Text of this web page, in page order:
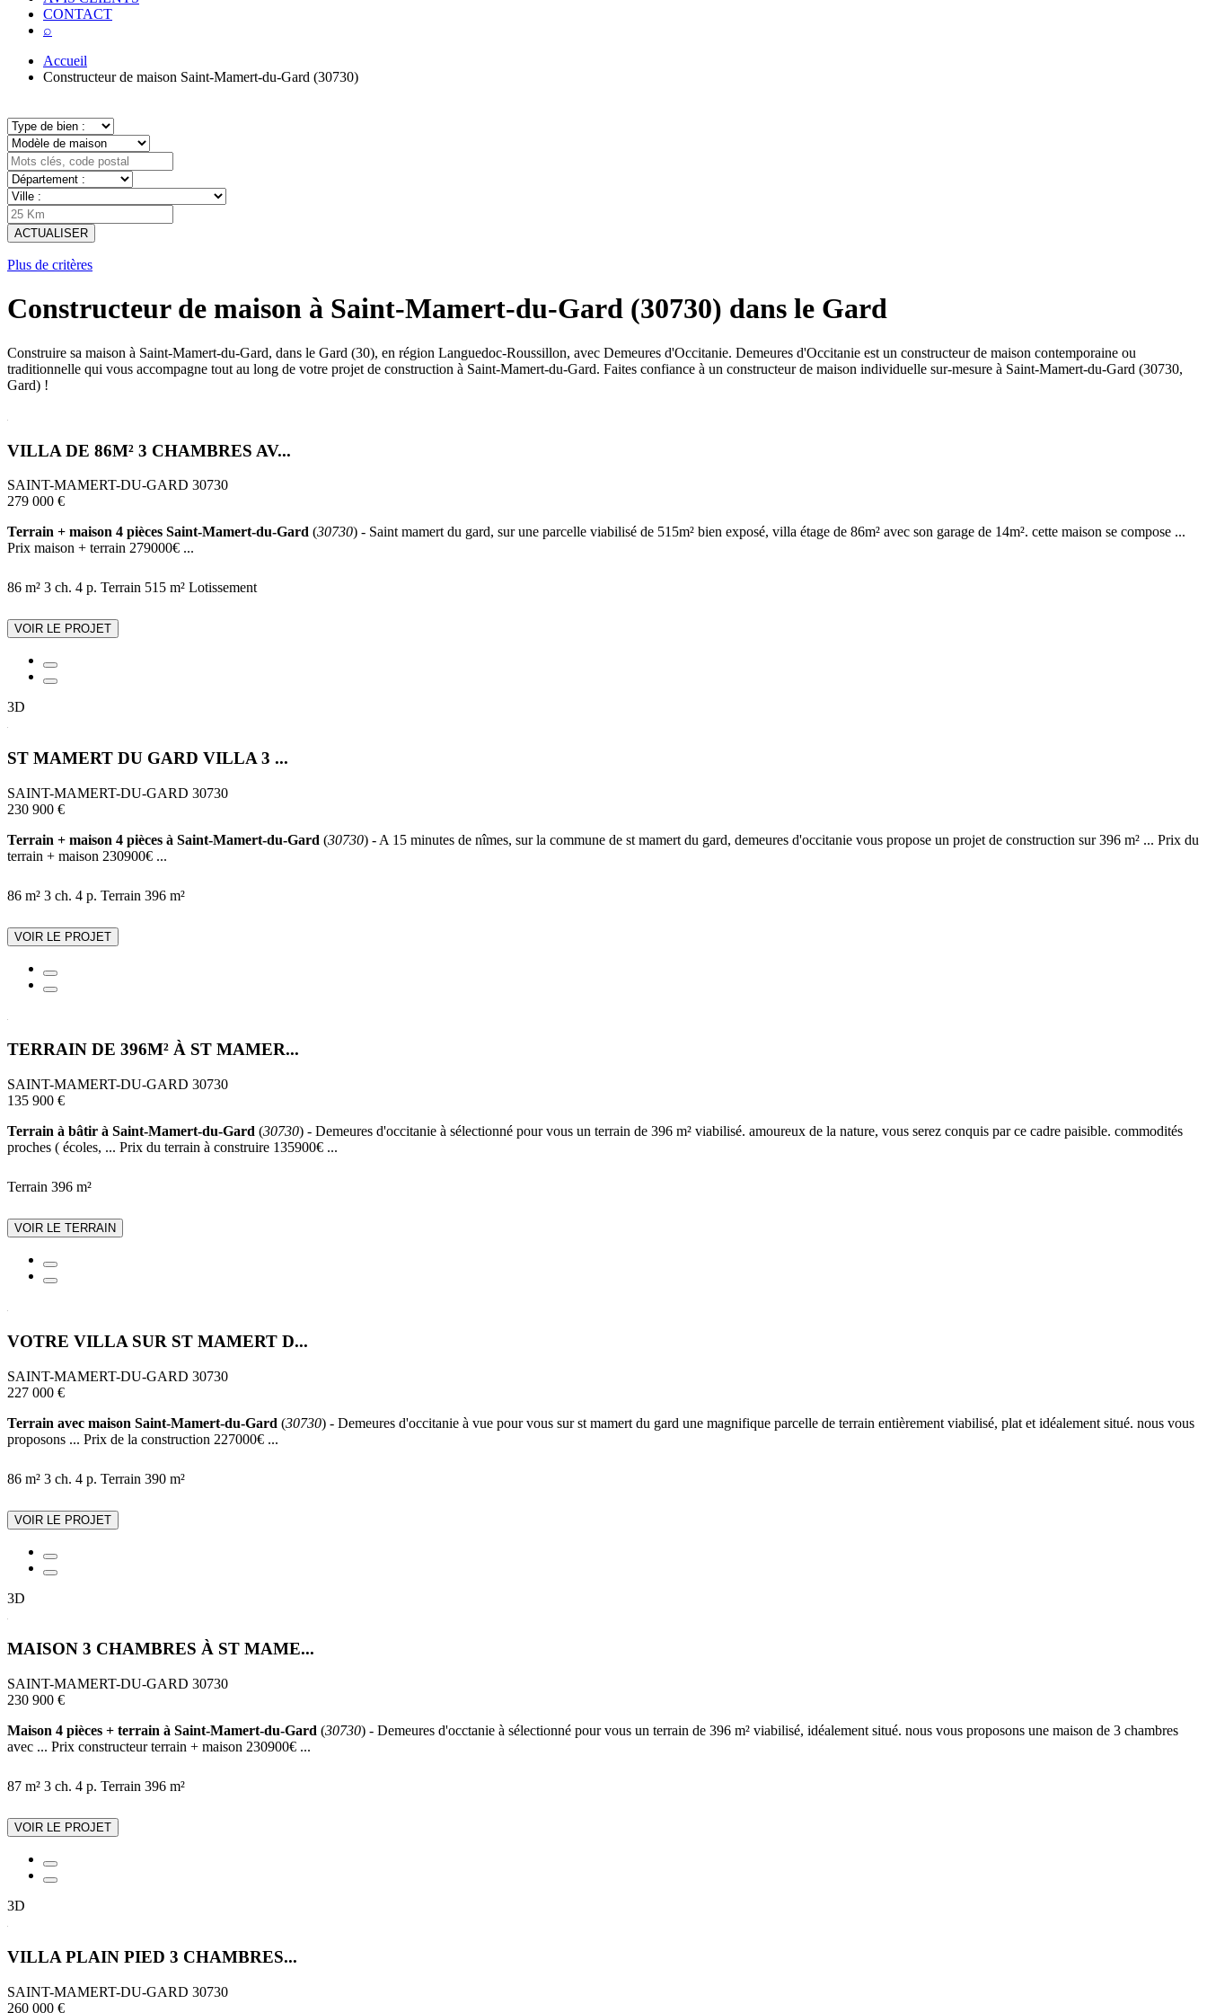
CONTACT
⌕
Accueil
Constructeur de maison Saint-Mamert-du-Gard (30730)
ACTUALISER
Plus de critères
Constructeur de maison à Saint-Mamert-du-Gard (30730) dans le Gard
Construire sa maison à Saint-Mamert-du-Gard, dans le Gard (30), en région Languedoc-Roussillon, avec Demeures d'Occitanie. Demeures d'Occitanie est un constructeur de maison contemporaine ou
traditionnelle qui vous accompagne tout au long de votre projet de construction à Saint-Mamert-du-Gard. Faites confiance à un constructeur de maison individuelle sur-mesure à Saint-Mamert-du-Gard (30730,
Gard) !
VILLA DE 86M² 3 CHAMBRES AV...
SAINT-MAMERT-DU-GARD 30730
279 000 €
Terrain + maison 4 pièces Saint-Mamert-du-Gard (30730) - Saint mamert du gard, sur une parcelle viabilisé de 515m² bien exposé, villa étage de 86m² avec son garage de 14m². cette maison se compose ...
Prix maison + terrain 279000€ ...
86 m² 3 ch. 4 p. Terrain 515 m² Lotissement
VOIR LE PROJET
3D
ST MAMERT DU GARD VILLA 3 ...
SAINT-MAMERT-DU-GARD 30730
230 900 €
Terrain + maison 4 pièces à Saint-Mamert-du-Gard (30730) - A 15 minutes de nîmes, sur la commune de st mamert du gard, demeures d'occitanie vous propose un projet de construction sur 396 m² ... Prix du
terrain + maison 230900€ ...
86 m² 3 ch. 4 p. Terrain 396 m²
VOIR LE PROJET
TERRAIN DE 396M² À ST MAMER...
SAINT-MAMERT-DU-GARD 30730
135 900 €
Terrain à bâtir à Saint-Mamert-du-Gard (30730) - Demeures d'occitanie à sélectionné pour vous un terrain de 396 m² viabilisé. amoureux de la nature, vous serez conquis par ce cadre paisible. commodités
proches ( écoles, ... Prix du terrain à construire 135900€ ...
Terrain 396 m²
VOIR LE TERRAIN
VOTRE VILLA SUR ST MAMERT D...
SAINT-MAMERT-DU-GARD 30730
227 000 €
Terrain avec maison Saint-Mamert-du-Gard (30730) - Demeures d'occitanie à vue pour vous sur st mamert du gard une magnifique parcelle de terrain entièrement viabilisé, plat et idéalement situé. nous vous
proposons ... Prix de la construction 227000€ ...
86 m² 3 ch. 4 p. Terrain 390 m²
VOIR LE PROJET
3D
MAISON 3 CHAMBRES À ST MAME...
SAINT-MAMERT-DU-GARD 30730
230 900 €
Maison 4 pièces + terrain à Saint-Mamert-du-Gard (30730) - Demeures d'occtanie à sélectionné pour vous un terrain de 396 m² viabilisé, idéalement situé. nous vous proposons une maison de 3 chambres
avec ... Prix constructeur terrain + maison 230900€ ...
87 m² 3 ch. 4 p. Terrain 396 m²
VOIR LE PROJET
3D
VILLA PLAIN PIED 3 CHAMBRES...
SAINT-MAMERT-DU-GARD 30730
260 000 €